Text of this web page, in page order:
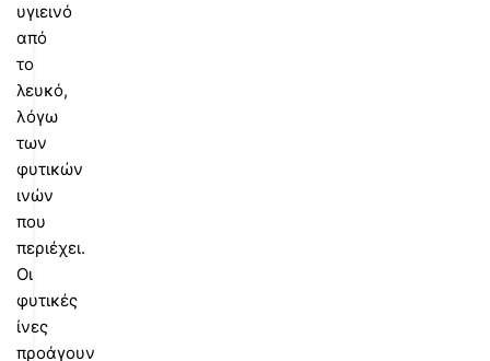
υγιεινό
από
το
λευκό,
λόγω
των
φυτικών
ινών
που
περιέχει.
Οι
φυτικές
ίνες
προάγουν